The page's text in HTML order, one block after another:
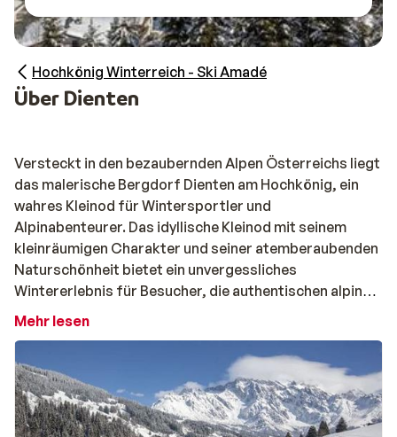
Hochkönig Winterreich - Ski Amadé
Über Dienten
Versteckt in den bezaubernden Alpen Österreichs liegt
das malerische Bergdorf Dienten am Hochkönig, ein
wahres Kleinod für Wintersportler und
Alpinabenteurer. Das idyllische Kleinod mit seinem
kleinräumigen Charakter und seiner atemberaubenden
Naturschönheit bietet ein unvergessliches
Wintererlebnis für Besucher, die authentischen alpinen
Charme suchen.
Das im Salzburgerland gelegene Dienten am Hochkönig
ist bekannt für seine perfekten Bedingungen zum
Skifahren und Snowboarden. Mit seinen
abwechslungsreichen Pisten, dem gut präparierten
Mehr lesen